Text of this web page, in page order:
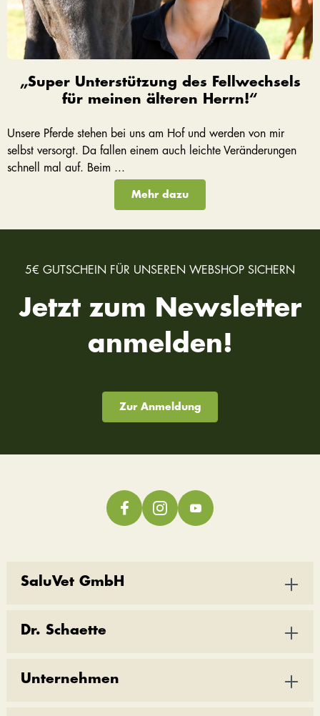
„Super Unterstützung des Fellwechsels
für meinen älteren Herrn!“
Unsere Pferde stehen bei uns am Hof und werden von mir
selbst versorgt. Da fallen einem auch leichte Veränderungen
schnell mal auf. Beim ...
Mehr dazu
5€ GUTSCHEIN FÜR UNSEREN WEBSHOP SICHERN
Jetzt zum Newsletter
anmelden!
Zur Anmeldung
SaluVet GmbH
Dr. Schaette
Unternehmen